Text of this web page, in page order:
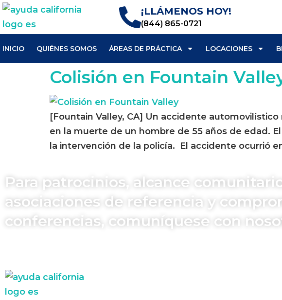
¡LLÁMENOS HOY!
(844) 865-0721
INICIO QUIÉNES SOMOS ÁREAS DE PRÁCTICA LOCACIONES
Colisión en Fountain
[Fountain Valley, CA] Un accidente
en la muerte de un hombre de 55 años de edad.
la intervención de la policía. El accidente ocurrió
Para patrocinios, alcance
asociaciones de referencia y
conferencias, comuníquese con